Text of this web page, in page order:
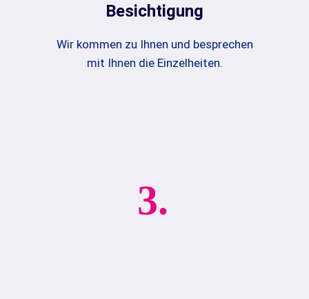
Besichtigung
Wir kommen zu Ihnen und besprechen
mit Ihnen die Einzelheiten.
3.